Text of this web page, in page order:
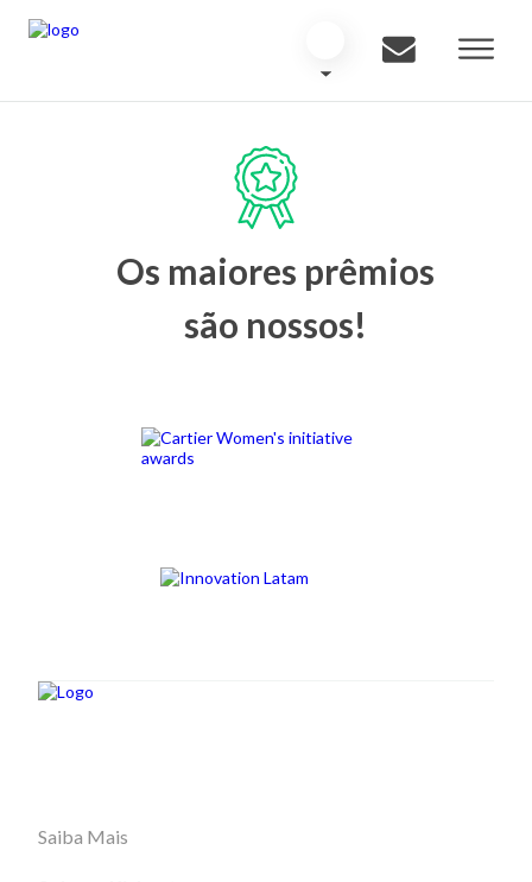
Os maiores prêmios
são nossos!
Saiba Mais